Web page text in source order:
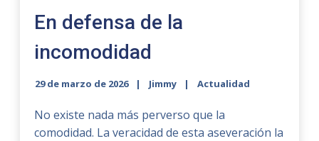
En defensa de la
incomodidad
29 de marzo de 2026 Jimmy Actualidad
No existe nada más perverso que la
comodidad. La veracidad de esta aseveración la